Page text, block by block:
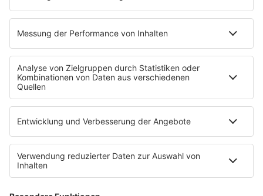
Service
Datenschutz
Impressum
Werbung buchen
Presse
Teilnahmebedingungen
Kontakt
Partner
Radioplayer
Eisbären